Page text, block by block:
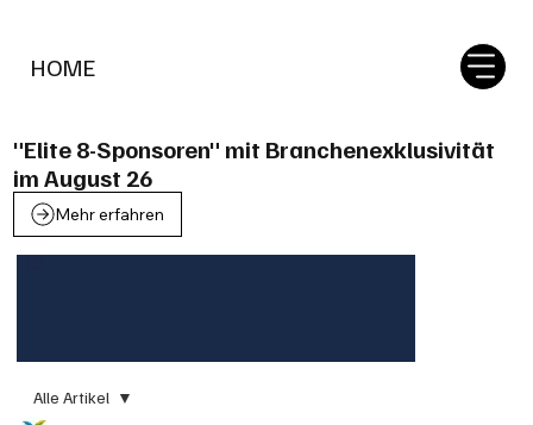
HOME
"Elite 8-Sponsoren" mit Branchenexklusivität
im August 26
Mehr erfahren
Alle Artikel